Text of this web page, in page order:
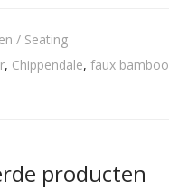
/ Seating
, Chippendale, faux bamboo
producten